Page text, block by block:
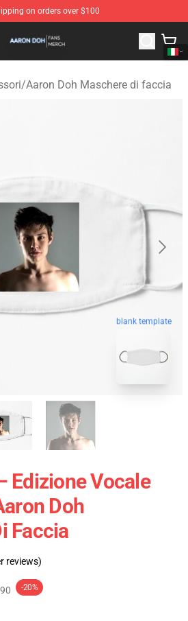
on orders over $100
Official Aaron Doh Merchandise Store
/Aaron Doh Maschere di faccia
blank template
Edizione Vocale
Doh
Faccia
reviews)
-20%